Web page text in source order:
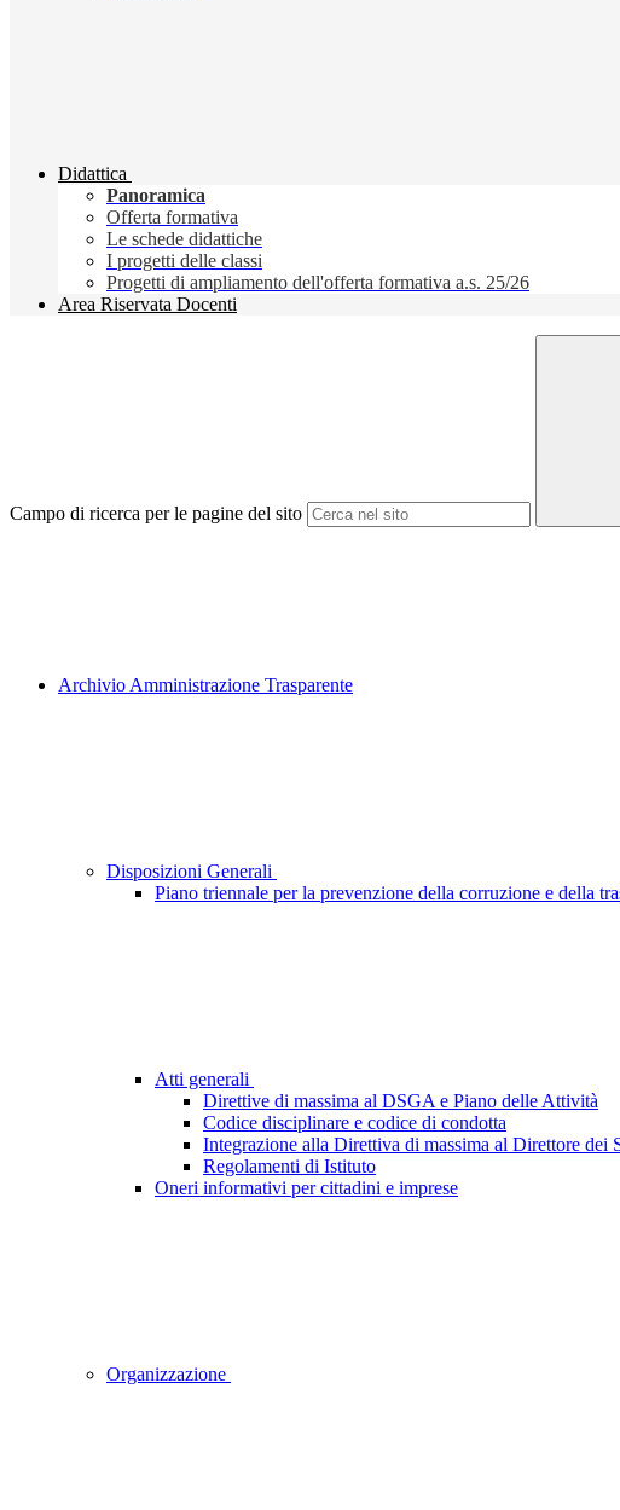
Didattica
Panoramica
Offerta formativa
Le schede didattiche
I progetti delle classi
Progetti di ampliamento dell'offerta formativa a.s. 25/26
Area Riservata Docenti
Campo di ricerca per le pagine del sito
Archivio Amministrazione Trasparente
Disposizioni Generali
Piano triennale per la prevenzione della corruzione e della
Atti generali
Direttive di massima al DSGA e Piano delle Attività
Codice disciplinare e codice di condotta
Integrazione alla Direttiva di massima al Direttore dei
Regolamenti di Istituto
Oneri informativi per cittadini e imprese
Organizzazione